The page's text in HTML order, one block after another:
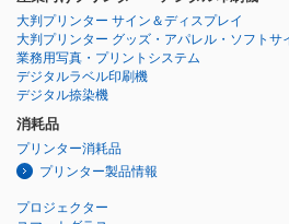
大判プリンター サイン＆ディスプレイ
大判プリンター グッズ・アパレル・ソフトサ
業務用写真・プリントシステム
デジタルラベル印刷機
デジタル捺染機
消耗品
プリンター消耗品
プリンター製品情報
プロジェクター